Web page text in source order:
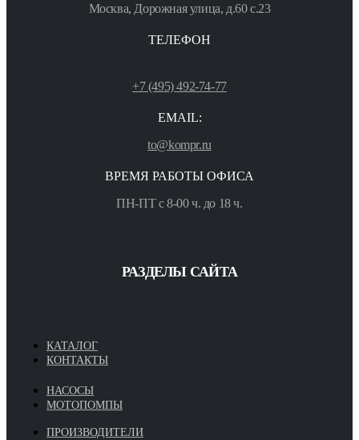
Москва, Дорожная улица, д.60 с.23
ТЕЛЕФОН
+7 (495) 492-74-77
EMAIL:
to@kompr.ru
ВРЕМЯ РАБОТЫ ОФИСА
ПН-ПТ с 8-00 ч. до 18 ч.
РАЗДЕЛЫ САЙТА
КАТАЛОГ
КОНТАКТЫ
НАСОСЫ
МОТОПОМПЫ
ПРОИЗВОДИТЕЛИ